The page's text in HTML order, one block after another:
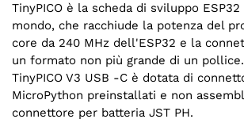
TinyPICO è la scheda di sviluppo
mondo, che racchiude la potenza del
core da 240 MHz dell'ESP32 e la
un formato non più grande di un
TinyPICO V3 USB -C è dotata di
MicroPython preinstallati e non
connettore per batteria JST PH.